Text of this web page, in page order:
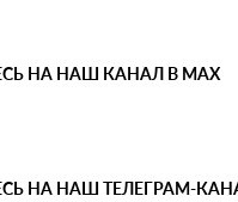
НА НАШ КАНАЛ В MAX
НА НАШ ТЕЛЕГРАМ-